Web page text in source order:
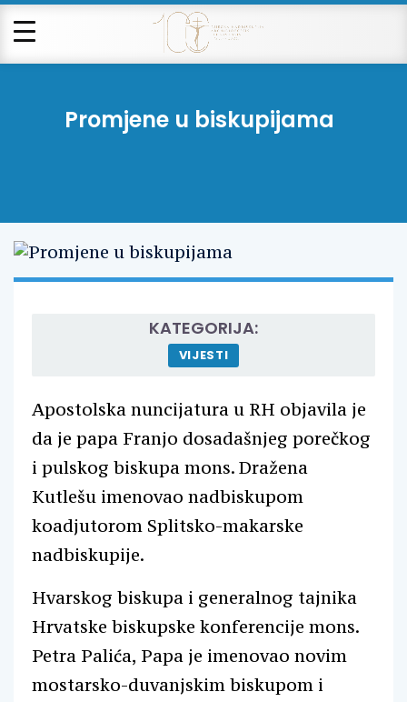
Promjene u biskupijama
KATEGORIJA:
VIJESTI
Apostolska nuncijatura u RH objavila je
da je papa Franjo dosadašnjeg porečkog
i pulskog biskupa mons. Dražena
Kutlešu imenovao nadbiskupom
koadjutorom Splitsko-makarske
nadbiskupije.
Hvarskog biskupa i generalnog tajnika
Hrvatske biskupske konferencije mons.
Petra Palića, Papa je imenovao novim
mostarsko-duvanjskim biskupom i